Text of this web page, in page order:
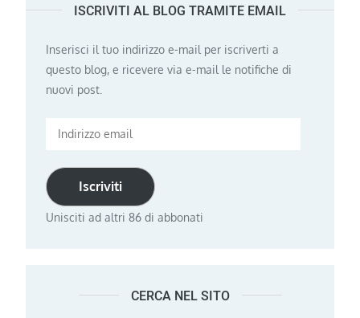
ISCRIVITI AL BLOG TRAMITE EMAIL
Inserisci il tuo indirizzo e-mail per iscriverti a
questo blog, e ricevere via e-mail le notifiche di
nuovi post.
Indirizzo
Iscriviti
Unisciti ad altri 86 di abbonati
CERCA NEL SITO